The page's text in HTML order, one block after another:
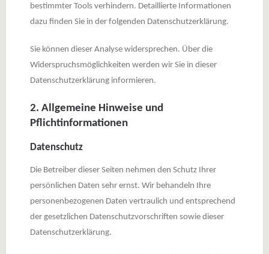
bestimmter Tools verhindern. Detaillierte Informationen
dazu finden Sie in der folgenden Datenschutzerklärung.
Sie können dieser Analyse widersprechen. Über die
Widerspruchsmöglichkeiten werden wir Sie in dieser
Datenschutzerklärung informieren.
2. Allgemeine Hinweise und
Pflichtinformationen
Datenschutz
Die Betreiber dieser Seiten nehmen den Schutz Ihrer
persönlichen Daten sehr ernst. Wir behandeln Ihre
personenbezogenen Daten vertraulich und entsprechend
der gesetzlichen Datenschutzvorschriften sowie dieser
Datenschutzerklärung.